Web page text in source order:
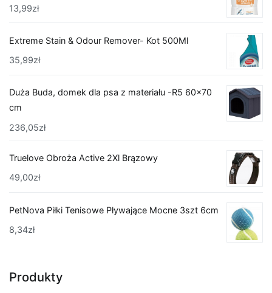
13,99zł
Extreme Stain & Odour Remover- Kot 500Ml
35,99zł
Duża Buda, domek dla psa z materiału -R5 60x70
cm
236,05zł
Truelove Obroża Active 2Xl Brązowy
49,00zł
PetNova Piłki Tenisowe Pływające Mocne 3szt 6cm
8,34zł
Produkty